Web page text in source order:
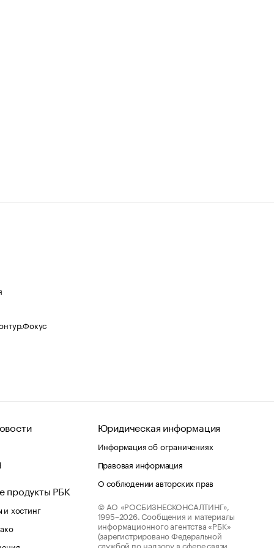
продукты РБК
хостинг
Юридическая информация
Информация об ограничениях
Правовая информация
О соблюдении авторских прав
© АО «РОСБИЗНЕСКОНСАЛТИНГ»,
1995–2026. Сообщения и материалы
информационного агентства «РБК»
(зарегистрировано Федеральной
службой по надзору в сфере связи,